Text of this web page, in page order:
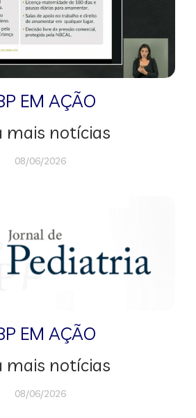
EM AÇÃO
mais notícias
08/06/2026
EM AÇÃO
mais notícias
08/06/2026